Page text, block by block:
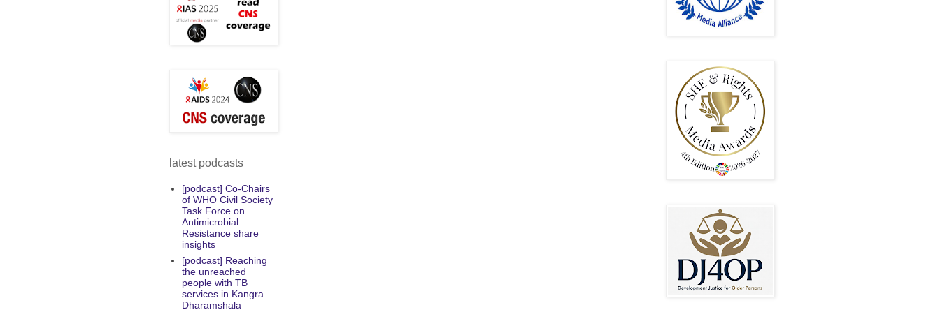
latest podcasts
[podcast] Co-Chairs
of WHO Civil Society
Task Force on
Antimicrobial
Resistance share
insights
[podcast] Reaching
the unreached
people with TB
services in Kangra
Dharamshala